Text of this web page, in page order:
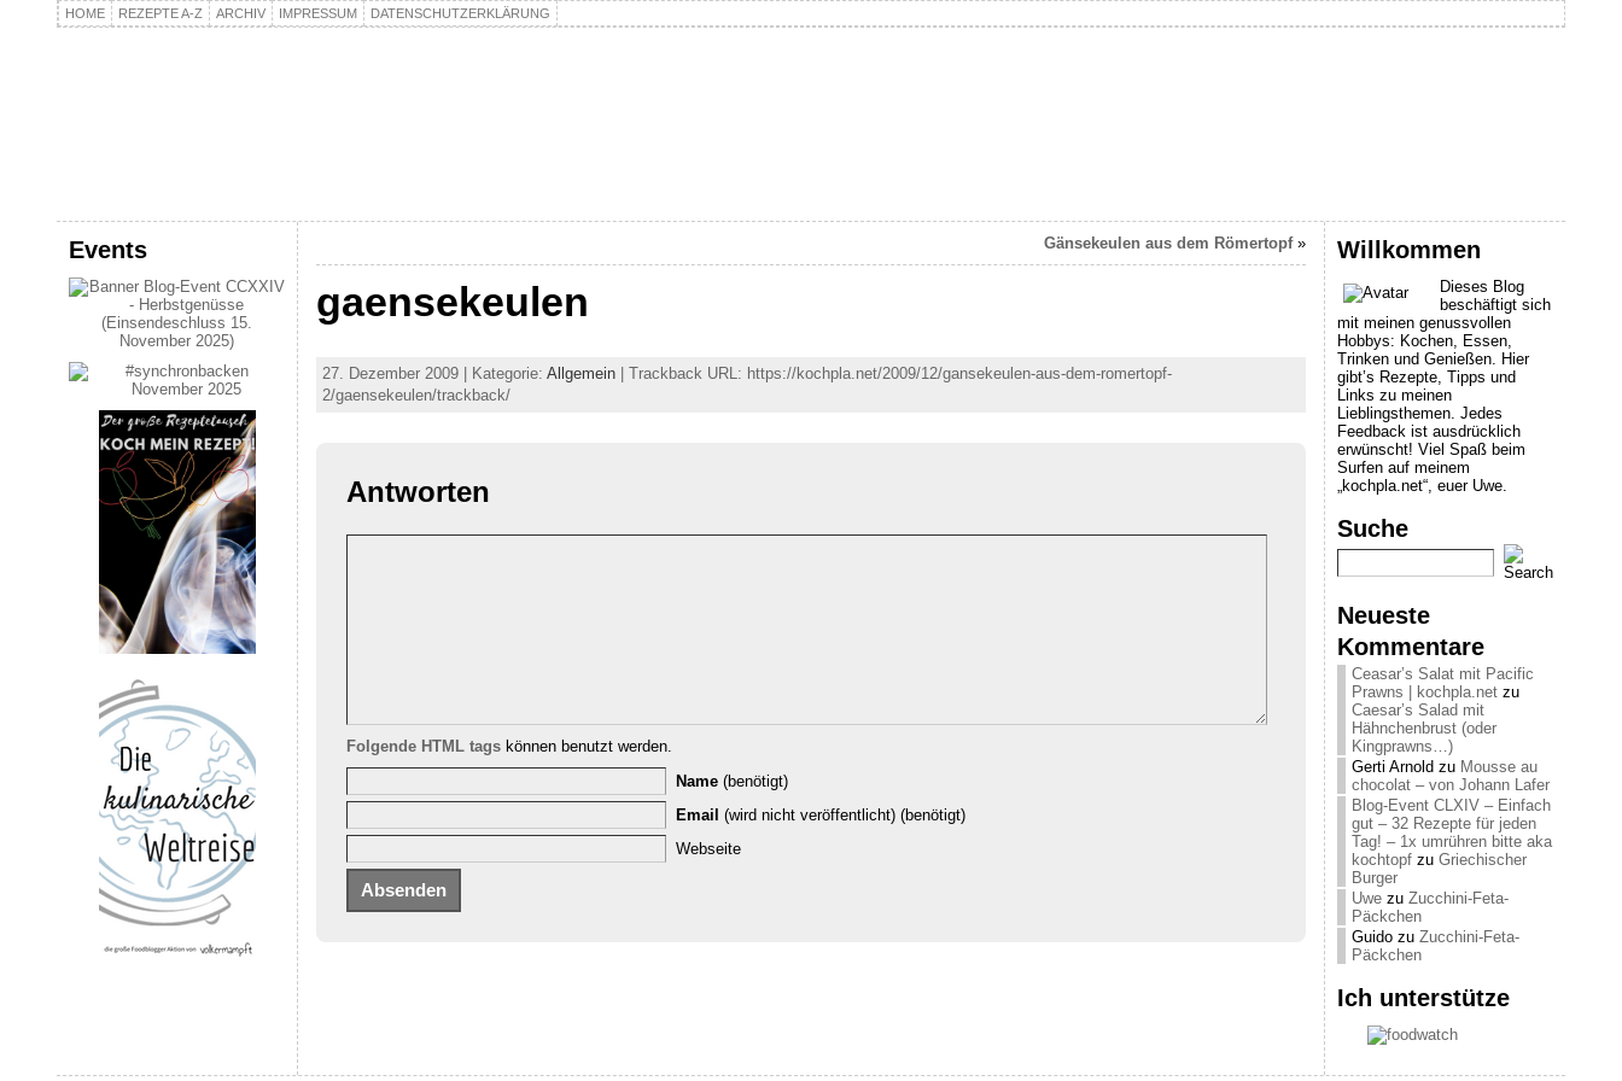
HOME REZEPTE A-Z ARCHIV IMPRESSUM DATENSCHUTZERKLÄRUNG
Events Gänsekeulen aus dem Römertopf»
gaensekeulen
27. Dezember 2009 | Kategorie: Allgemein | Trackback URL: https://kochpla.net/2009/12/gansekeulen-aus-dem-romertopf-
2/gaensekeulen/trackback/
Antworten
Folgende HTML tags können benutzt werden.
Name (benötigt)
Email (wird nicht veröffentlicht) (benötigt)
Webseite
Willkommen
Dieses Blog
beschäftigt sich
mit meinen genussvollen
Hobbys: Kochen, Essen,
Trinken und Genießen. Hier
gibt’s Rezepte, Tipps und
Links zu meinen
Lieblingsthemen. Jedes
Feedback ist ausdrücklich
erwünscht! Viel Spaß beim
Surfen auf meinem
„kochpla.net“, euer Uwe.
Suche
Neueste
Kommentare
Ceasar’s Salat mit Pacific
Prawns | kochpla.net zu
Caesar’s Salad mit
Hähnchenbrust (oder
Kingprawns…)
Gerti Arnold zu Mousse au
chocolat – von Johann Lafer
Blog-Event CLXIV – Einfach
gut – 32 Rezepte für jeden
Tag! – 1x umrühren bitte aka
kochtopf zu Griechischer
Burger
Uwe zu Zucchini-Feta-
Päckchen
Guido zu Zucchini-Feta-
Päckchen
Ich unterstütze